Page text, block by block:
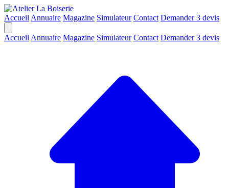
Accueil Annuaire Magazine Simulateur Contact Demander 3 devis
Accueil Annuaire Magazine Simulateur Contact Demander 3 devis